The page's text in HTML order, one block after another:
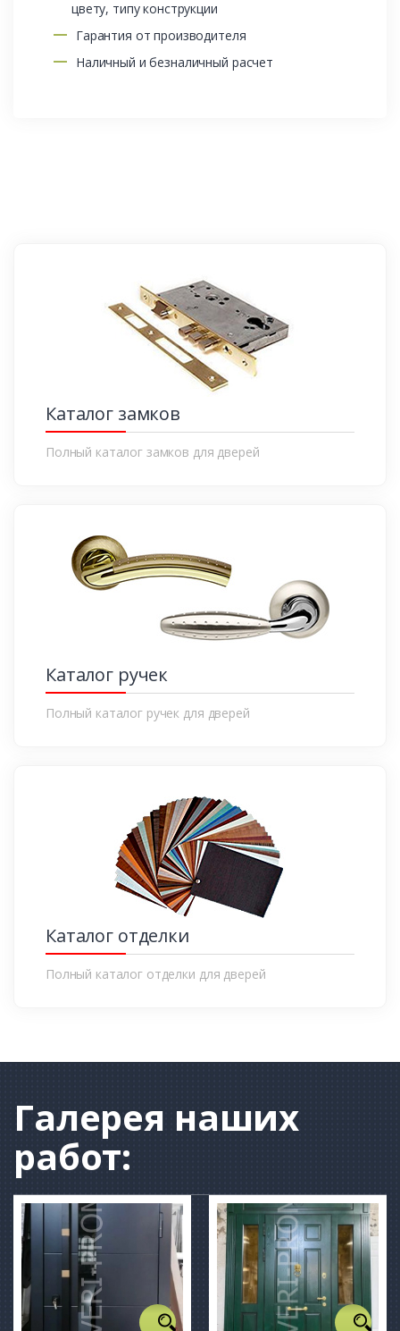
цвету, типу конструкции
Гарантия от производителя
Наличный и безналичный расчет
Каталог замков
Полный каталог замков для дверей
Каталог ручек
Полный каталог ручек для дверей
Каталог отделки
Полный каталог отделки для дверей
Галерея наших
работ: